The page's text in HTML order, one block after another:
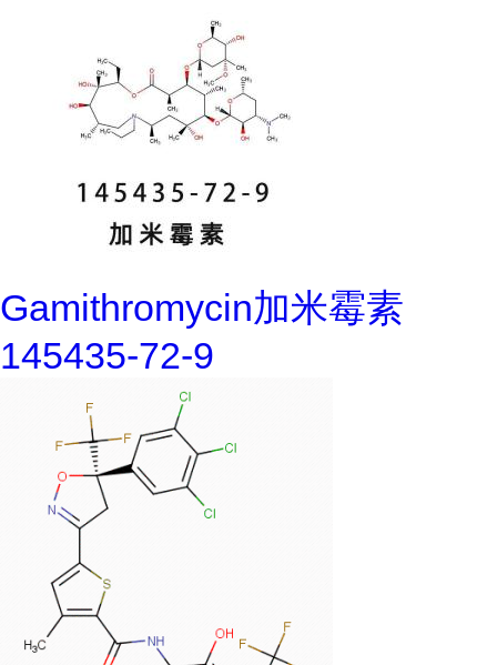
Gamithromycin加米霉素
145435-72-9